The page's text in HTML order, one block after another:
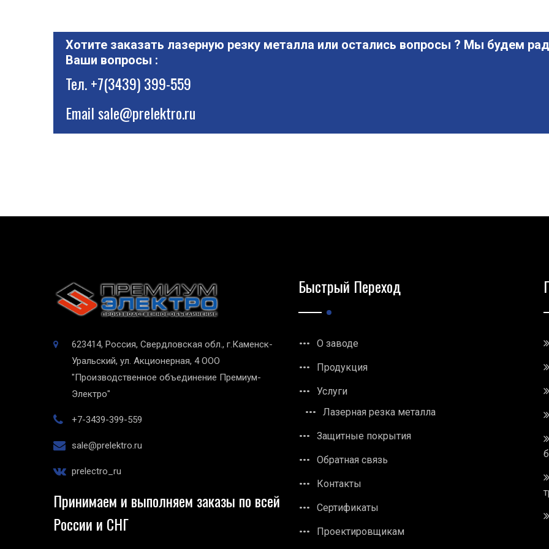
Хотите заказать лазерную резку металла или остались вопросы ? Мы будем
Ваши вопросы :
Тел.+7(3439) 399-559
Emailsale@prelektro.ru
623414, Россия, Свердловская обл., г.Каменск-
Уральский, ул. Акционерная, 4 ООО
"Производственное объединение Премиум-
Электро"
+7-3439-399-559
sale@prelektro.ru
prelectro_ru
Принимаем и выполняем заказы по всей
России и СНГ
Быстрый Переход
О заводе
Продукция
Услуги
Лазерная резка металла
Защитные покрытия
Обратная связь
Контакты
Сертификаты
Проектировщикам